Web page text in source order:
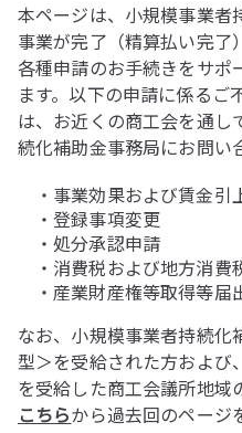
本ページは、小規模事業者
事業が完了（精算払い完了
各種申請のお手続きをサポ
ます。以下の申請に係るご
は、お近くの商工会を通し
続化補助金事務局にお問い
・事業効果および賃金引
・登録事項変更
・処分承認申請
・消費税および地方消
・産業財産権等取得等届
なお、小規模事業者持続化
型＞を受給された方および
を受給した商工会議所地域
こちらから過去回のページ